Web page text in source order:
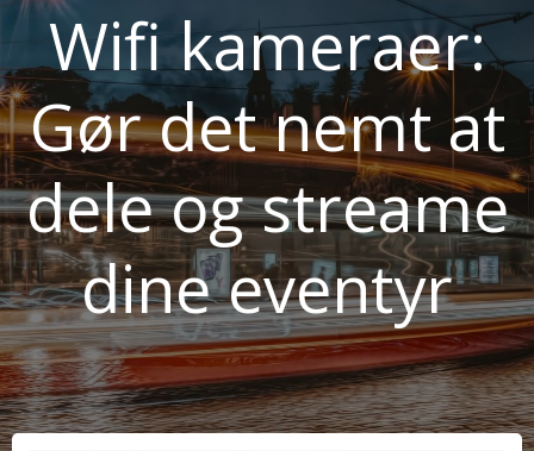
Wifi kameraer:
Gør det nemt at
dele og streame
dine eventyr